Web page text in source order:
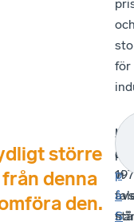
för
större
denna
den.
om
vi
på
p
å
S